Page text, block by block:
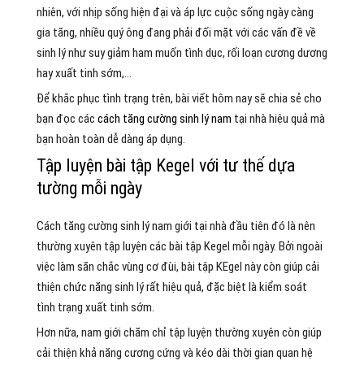
nhiên, với nhịp sống hiện đại và áp lực cuộc sống ngày càng
gia tăng, nhiều quý ông đang phải đối mặt với các vấn đề về
sinh lý như suy giảm ham muốn tình dục, rối loạn cương dương
hay xuất tinh sớm,…
Để khắc phục tình trạng trên, bài viết hôm nay sẽ chia sẻ cho
bạn đọc các cách tăng cường sinh lý nam tại nhà hiệu quả mà
bạn hoàn toàn dễ dàng áp dụng.
Tập luyện bài tập Kegel với tư thế dựa
tường mỗi ngày
Cách tăng cường sinh lý nam giới tại nhà đầu tiên đó là nên
thường xuyên tập luyện các bài tập Kegel mỗi ngày. Bởi ngoài
việc làm săn chắc vùng cơ đùi, bài tập KEgel này còn giúp cải
thiện chức năng sinh lý rất hiệu quả, đặc biệt là kiểm soát
tình trạng xuất tinh sớm.
Hơn nữa, nam giới chăm chỉ tập luyện thường xuyên còn giúp
cải thiện khả năng cương cứng và kéo dài thời gian quan hệ